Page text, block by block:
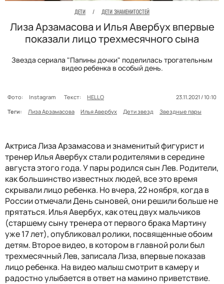
ДЕТИ / ДЕТИ ЗНАМЕНИТОСТЕЙ
Лиза Арзамасова и Илья Авербух впервые
показали лицо трехмесячного сына
Звезда сериала "Папины дочки" поделилась трогательным
видео ребенка в особый день.
Фото: Instagram Текст: HELLO
23.11.2021 / 10:10
Теги:
Лиза Арзамасова Илья Авербух Дети звезд Звездные пары
Актриса Лиза Арзамасова и знаменитый фигурист и
тренер Илья Авербух стали родителями в середине
августа этого года. У пары родился сын Лев. Родители,
как большинство известных людей, все это время
скрывали лицо ребенка. Но вчера, 22 ноября, когда в
России отмечали День сыновей, они решили больше не
прятаться. Илья Авербух, как отец двух мальчиков
(старшему сыну тренера от первого брака Мартину
уже 17 лет), опубликовал ролики, посвященные обоим
детям. Второе видео, в котором в главной роли был
трехмесячный Лев, записала Лиза, впервые показав
лицо ребенка. На видео малыш смотрит в камеру и
радостно улыбается в ответ на мамино приветствие.